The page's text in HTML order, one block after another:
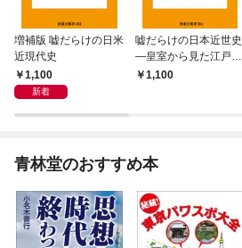
増補版 嘘だらけの日米
近現代史
1,100
新着
嘘だらけの日本近世史
―皇室から見た江戸時
代―1,100
青林堂のおすすめ本